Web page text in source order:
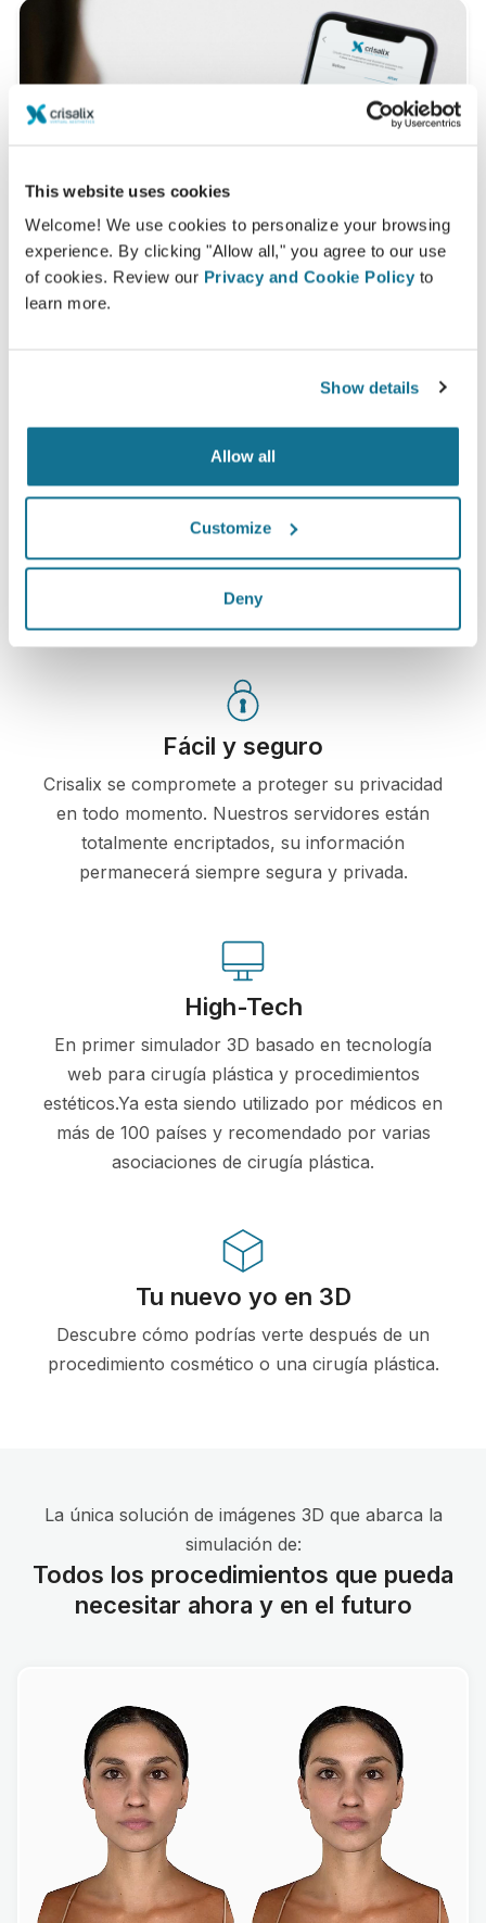
This website uses cookies
Welcome! We use cookies to personalize your browsing
experience. By clicking "Allow all," you agree to our use
of cookies. Review our Privacy and Cookie Policy to
learn more.
Show details
Allow all
Customize
Deny
darte acceso para ver tu "nuevo yo" desde casa, con
tu propia cuenta Crisalix. Esto te permitirá compartirlo
con tu familia y amigos o con cualquier persona a la
que quieras pedir opinión.
Fácil y seguro
Crisalix se compromete a proteger su privacidad
en todo momento. Nuestros servidores están
totalmente encriptados, su información
permanecerá siempre segura y privada.
High-Tech
En primer simulador 3D basado en tecnología
web para cirugía plástica y procedimientos
estéticos.Ya esta siendo utilizado por médicos en
más de 100 países y recomendado por varias
asociaciones de cirugía plástica.
Tu nuevo yo en 3D
Descubre cómo podrías verte después de un
procedimiento cosmético o una cirugía plástica.
La única solución de imágenes 3D que abarca la
simulación de:
Todos los procedimientos que pueda
necesitar ahora y en el futuro